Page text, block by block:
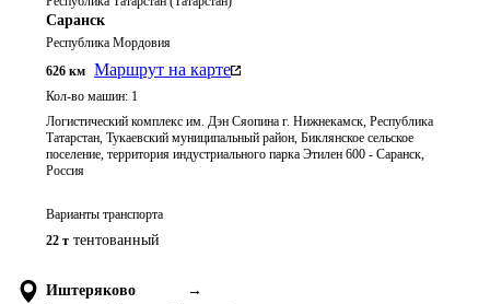
Саранск
Республика Мордовия
626 км Маршрут на карте
Кол-во машин: 1
Логистический комплекс им. Дэн Сяопина г. Нижнекамск, Республика
Татарстан, Тукаевский муниципальный район, Биклянское сельское
поселение, территория индустриального парка Этилен 600 - Саранск,
Россия
Варианты транспорта
22 т тентованный
Иштеряково →